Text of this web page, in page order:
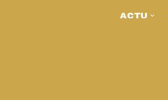
ACTU